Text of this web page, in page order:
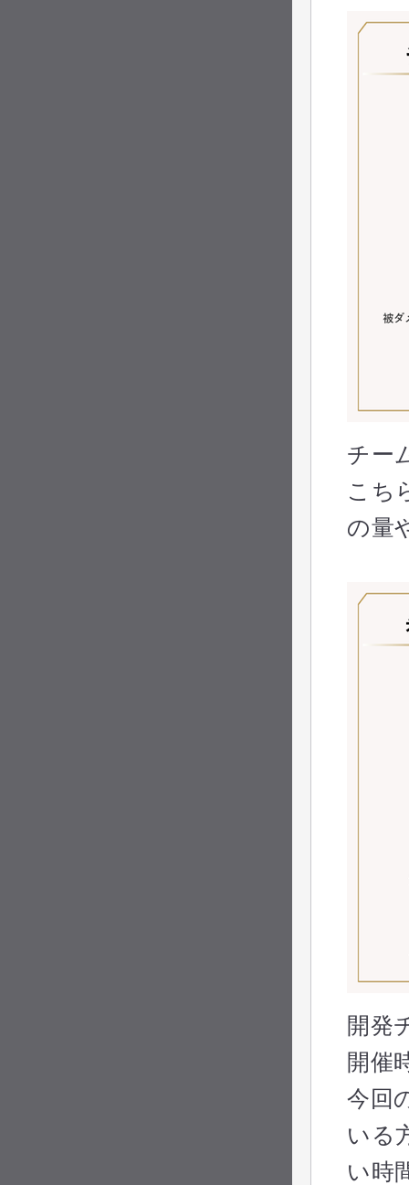
チー
こち
の量
開発
開催
今回
いる
い時